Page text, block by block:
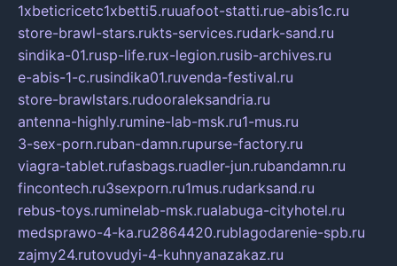
1xbeticricetc1xbetti5.ruuafoot-statti.rue-abis1c.ru
store-brawl-stars.rukts-services.rudark-sand.ru
sindika-01.rusp-life.rux-legion.rusib-archives.ru
e-abis-1-c.rusindika01.ruvenda-festival.ru
store-brawlstars.rudooraleksandria.ru
antenna-highly.rumine-lab-msk.ru1-mus.ru
3-sex-porn.ruban-damn.rupurse-factory.ru
viagra-tablet.rufasbags.ruadler-jun.rubandamn.ru
fincontech.ru3sexporn.ru1mus.rudarksand.ru
rebus-toys.ruminelab-msk.rualabuga-cityhotel.ru
medsprawo-4-ka.ru2864420.rublagodarenie-spb.ru
zajmy24.rutovudyi-4-kuhnyanazakaz.ru